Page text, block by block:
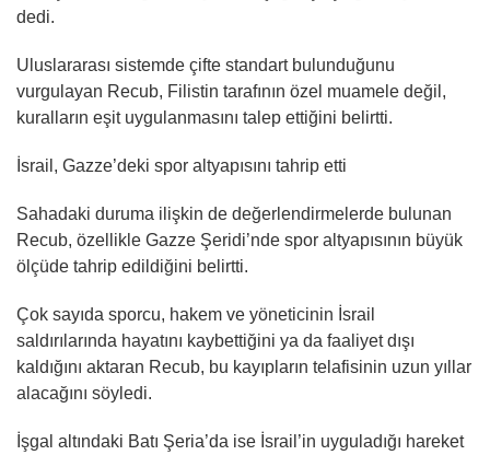
dedi.
Uluslararası sistemde çifte standart bulunduğunu
vurgulayan Recub, Filistin tarafının özel muamele değil,
kuralların eşit uygulanmasını talep ettiğini belirtti.
İsrail, Gazze’deki spor altyapısını tahrip etti
Sahadaki duruma ilişkin de değerlendirmelerde bulunan
Recub, özellikle Gazze Şeridi’nde spor altyapısının büyük
ölçüde tahrip edildiğini belirtti.
Çok sayıda sporcu, hakem ve yöneticinin İsrail
saldırılarında hayatını kaybettiğini ya da faaliyet dışı
kaldığını aktaran Recub, bu kayıpların telafisinin uzun yıllar
alacağını söyledi.
İşgal altındaki Batı Şeria’da ise İsrail’in uyguladığı hareket